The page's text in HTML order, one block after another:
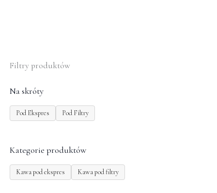
Filtry produktów
Na skróty
Pod Ekspres Pod Filtry
Kategorie produktów
Kawa pod ekspres Kawa pod filtry